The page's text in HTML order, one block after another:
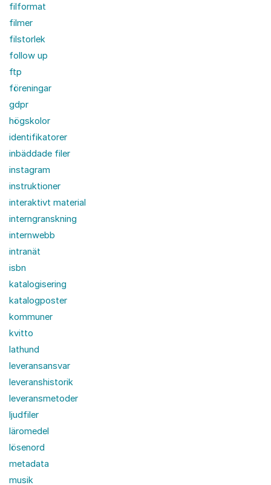
filformat
filmer
filstorlek
follow up
ftp
föreningar
gdpr
högskolor
identifikatorer
inbäddade filer
instagram
instruktioner
interaktivt material
interngranskning
internwebb
intranät
isbn
katalogisering
katalogposter
kommuner
kvitto
lathund
leveransansvar
leveranshistorik
leveransmetoder
ljudfiler
läromedel
lösenord
metadata
musik